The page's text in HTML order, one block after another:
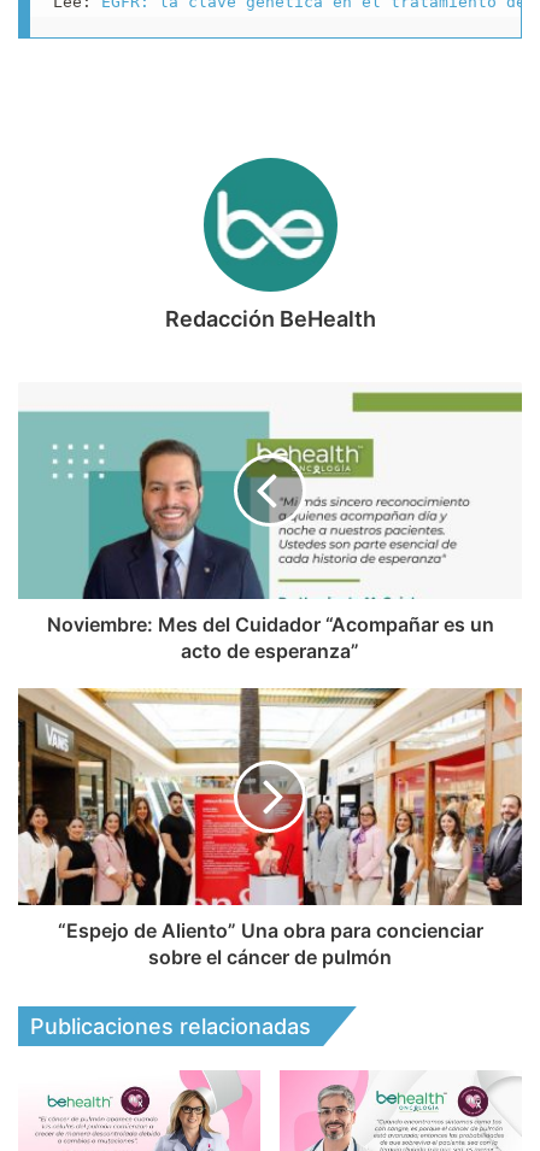
Redacción BeHealth
Noviembre: Mes del Cuidador “Acompañar es un
acto de esperanza”
“Espejo de Aliento” Una obra para concienciar
sobre el cáncer de pulmón
Publicaciones relacionadas